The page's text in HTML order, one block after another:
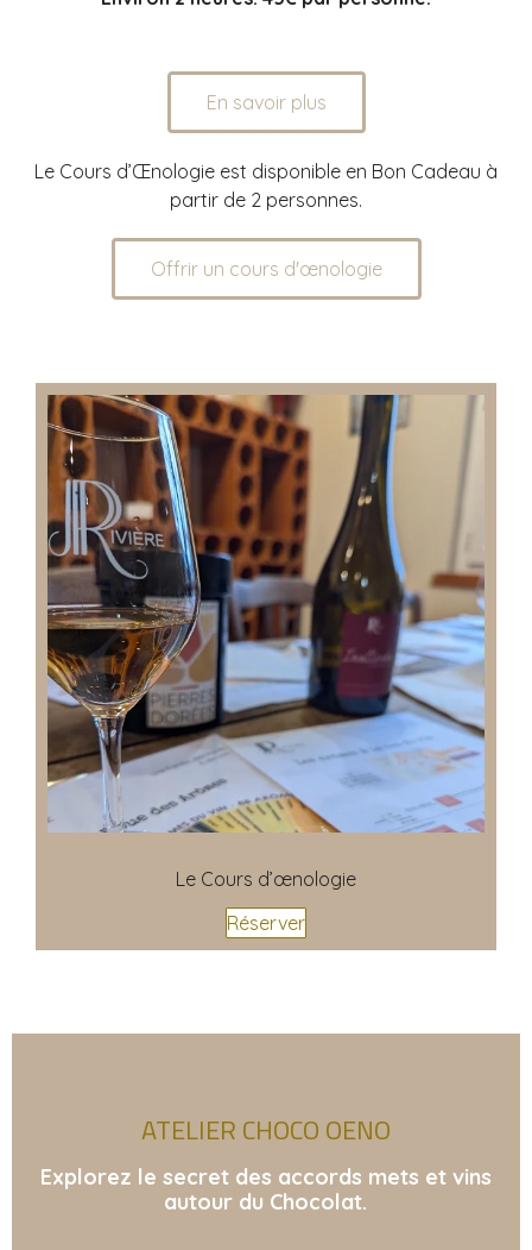
En savoir plus
Le Cours d’Œnologie est disponible en Bon Cadeau à
partir de 2 personnes.
Offrir un cours d'œnologie
Le Cours d’œnologie
Réserver
ATELIER CHOCO OENO
Explorez le secret des accords mets et vins
autour du Chocolat.